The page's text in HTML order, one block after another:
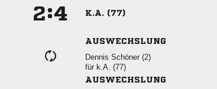
: K.A. (77)
AUSWECHSLUNG
  
für k.A. (77)
AUSWECHSLUNG